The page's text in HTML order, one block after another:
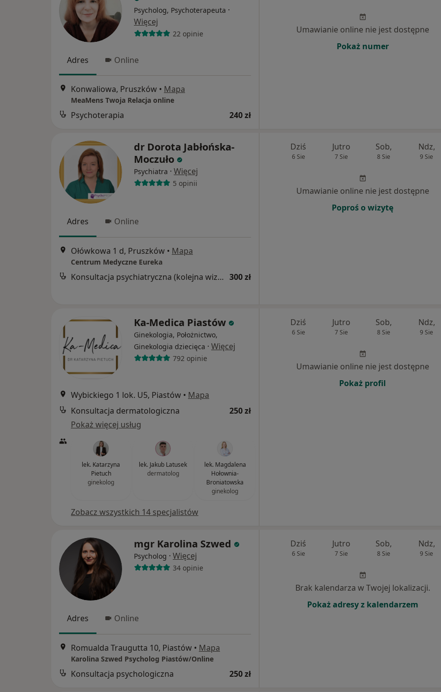
Psycholog, Psychoterapeuta ·
Więcej
22 opinie
Adres Online
Konwaliowa, Pruszków • Mapa
MeaMens Twoja Relacja online
Psychoterapia 240 zł
Umawianie online nie jest dostępne
Pokaż numer
dr Dorota Jabłońska-
Moczuło
Psychiatra · Więcej
5 opinii
Adres Online
Ołówkowa 1 d, Pruszków • Mapa
Centrum Medyczne Eureka
Konsultacja psychiatryczna (kolejna wizyta) 300 zł
Dziś
6 Sie
Jutro
7 Sie
Sob,
8 Sie
Ndz,
9 Sie
Umawianie online nie jest dostępne
Poproś o wizytę
Ka-Medica Piastów
Ginekologia, Położnictwo,
Ginekologia dziecięca · Więcej
792 opinie
Wybickiego 1 lok. U5, Piastów • Mapa
Konsultacja dermatologiczna
250 zł
Pokaż więcej usług
lek. Katarzyna
Pietuch
ginekolog
lek. Jakub Latusek
dermatolog
lek. Magdalena
Hołownia-
Broniatowska
ginekolog
Zobacz wszystkich 14 specjalistów
Dziś
6 Sie
Jutro
7 Sie
Sob,
8 Sie
Ndz,
9 Sie
Umawianie online nie jest dostępne
Pokaż profil
mgr Karolina Szwed
Psycholog · Więcej
34 opinie
Adres Online
Romualda Traugutta 10, Piastów • Mapa
Karolina Szwed Psycholog Piastów/Online
Konsultacja psychologiczna 250 zł
Dziś
6 Sie
Jutro
7 Sie
Sob,
8 Sie
Ndz,
9 Sie
Brak kalendarza w Twojej lokalizacji.
Pokaż adresy z kalendarzem